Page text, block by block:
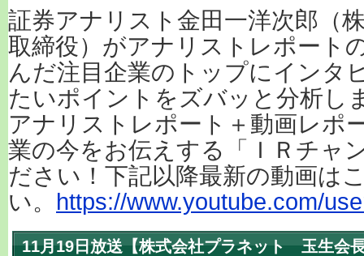
証券アナリスト金田一洋次郎（
取締役）がアナリストレポート
んだ注目企業のトップにインタ
たいポイントをズバッと分析し
アナリストレポート＋動画レポ
業の今をお伝えする「ＩＲチャ
ださい！下記以降最新の動画は
い。 https://www.youtube.com/
11月19日放送【株式会社プラネット 玉生会